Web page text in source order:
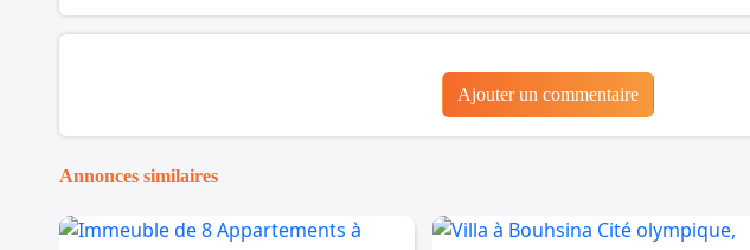
Ajouter un commentaire
Annonces similaires